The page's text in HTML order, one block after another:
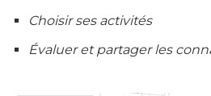
Choisir ses activités
Évaluer et partager les